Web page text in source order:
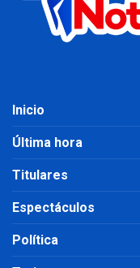
Inicio
Última hora
Titulares
Espectáculos
Política